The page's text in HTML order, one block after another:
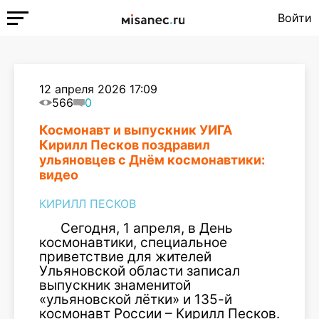
Войти
12 апреля 2026 17:09
566
0
Космонавт и выпускник УИГА
Кирилл Песков поздравил
ульяновцев с Днём космонавтики:
видео
КИРИЛЛ ПЕСКОВ
Сегодня, 1 апреля, в День
космонавтики, специальное
приветствие для жителей
Ульяновской области записал
выпускник знаменитой
«ульяновской лётки» и 135-й
космонавт России – Кирилл Песков.